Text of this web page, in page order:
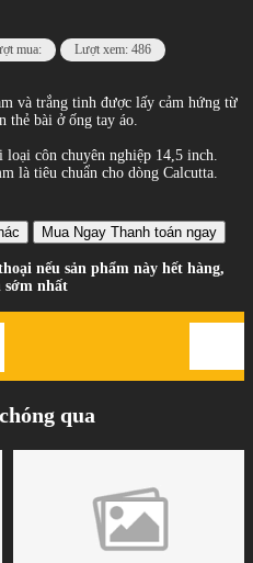
mua: Lượt xem: 486
và trắng tinh được lấy cảm hứng từ
thẻ bài ở ống tay áo.
loại côn chuyên nghiệp 14,5 inch.
là tiêu chuẩn cho dòng Calcutta.
Mua Ngay Thanh toán ngay
nếu sản phẩm này hết hàng,
sớm nhất
qua